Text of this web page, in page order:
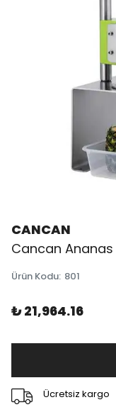
CANCAN
Cancan Ananas
Ürün Kodu: 801
₺ 21,964.16
Ücretsiz kargo